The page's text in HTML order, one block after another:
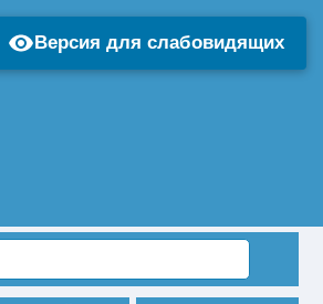
Версия для слабовидящих